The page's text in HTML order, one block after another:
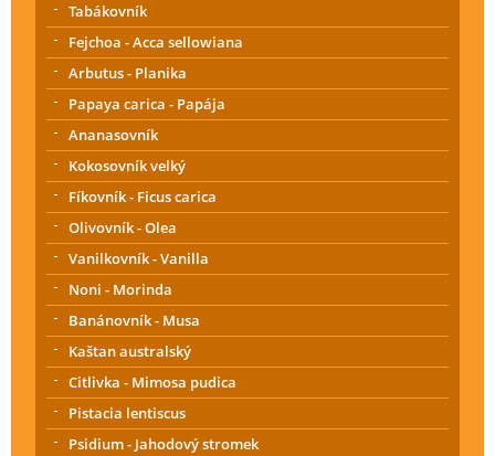
Tabákovník
Fejchoa - Acca sellowiana
Arbutus - Planika
Papaya carica - Papája
Ananasovník
Kokosovník velký
Fíkovník - Ficus carica
Olivovník - Olea
Vanilkovník - Vanilla
Noni - Morinda
Banánovník - Musa
Kaštan australský
Citlivka - Mimosa pudica
Pistacia lentiscus
Psidium - Jahodový stromek